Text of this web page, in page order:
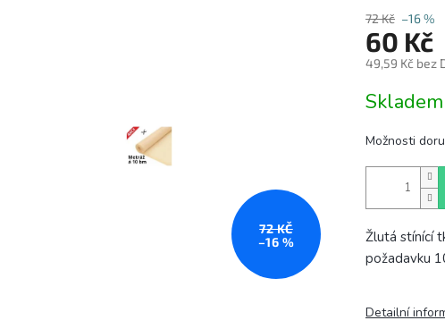
72 KČ
–16 %
72 Kč –16 %
60 Kč
49,59 Kč bez
cena:
Skladem
Možnosti
Žlutá stínící
požadavku
Detailní